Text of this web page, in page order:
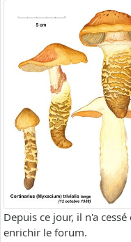
Depuis ce jour, il n'a
enrichir le forum.